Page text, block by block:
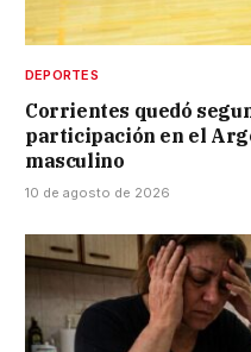
DEPORTES
Corrientes quedó
participación en el
masculino
10 de agosto de 2026